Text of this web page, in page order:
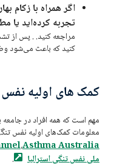
اگر همراه با زکام
تجربه کرده‌اید یا
مراجعه کنید. . پس از
کنید که باعث می‌شود
کمک های اولیه
مهم است که همه افراد در جامعه
معلومات کمک‌های اولیه نفس
،AsthmaAustralia
ملی نفس تنگیاسترالیا .